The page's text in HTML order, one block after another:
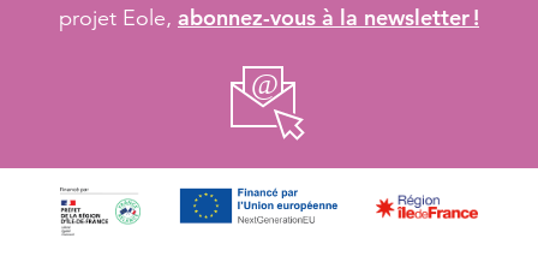
projet Eole, abonnez-vous à la newsletter !